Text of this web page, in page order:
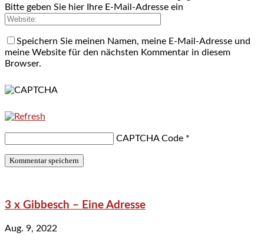
Bitte geben Sie hier Ihre E-Mail-Adresse ein
Speichern Sie meinen Namen, meine E-Mail-Adresse und
meine Website für den nächsten Kommentar in diesem
Browser.
CAPTCHA Code *
3 x Gibbesch – Eine Adresse
Aug. 9, 2022